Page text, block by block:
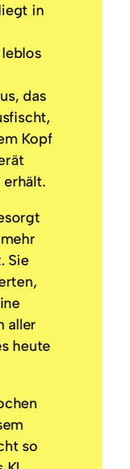
in
das
Kopf
Sie
aller
heute
so